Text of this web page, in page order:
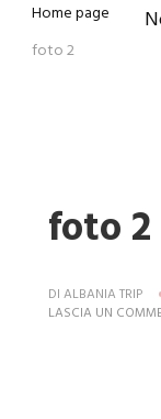
Home page
foto 2
foto 2
DI ALBANIA TRIP
LASCIA UN